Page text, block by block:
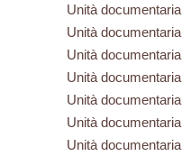
Unità documentaria
Unità documentaria
Unità documentaria
Unità documentaria
Unità documentaria
Unità documentaria
Unità documentaria